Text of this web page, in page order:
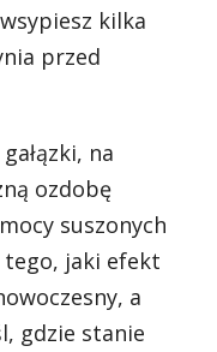
kilka
przed
na
ozdobę
suszonych
tego, jaki efekt
a
gdzie stanie